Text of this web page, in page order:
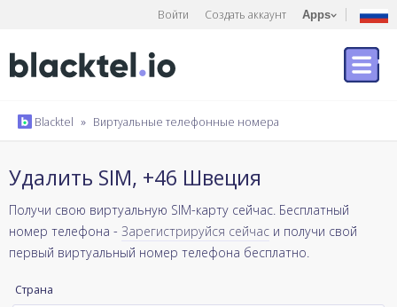
Войти Создать аккаунт Apps
Blacktel » Виртуальные телефонные номера
Удалить SIM, +46 Швеция
Получи свою виртуальную SIM-карту сейчас. Бесплатный
номер телефона - Зарегистрируйся сейчас и получи свой
первый виртуальный номер телефона бесплатно.
Страна